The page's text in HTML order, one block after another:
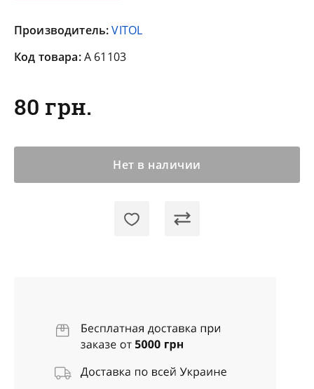
Производитель:VITOL
Код товара:A 61103
80 грн.
Нет в наличии